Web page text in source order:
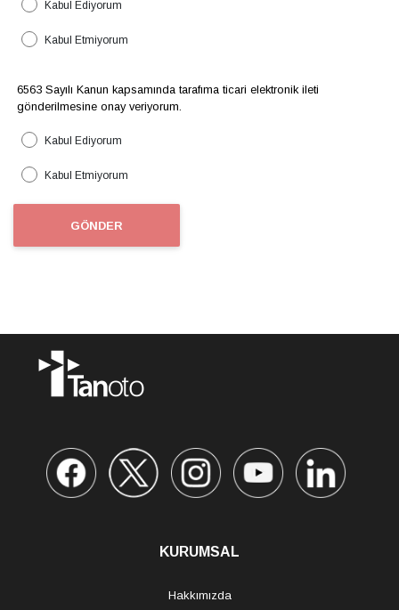
Kabul Ediyorum
Kabul Etmiyorum
6563 Sayılı Kanun kapsamında tarafıma ticari elektronik ileti
gönderilmesine onay veriyorum.
Kabul Ediyorum
Kabul Etmiyorum
GÖNDER
KURUMSAL
Hakkımızda